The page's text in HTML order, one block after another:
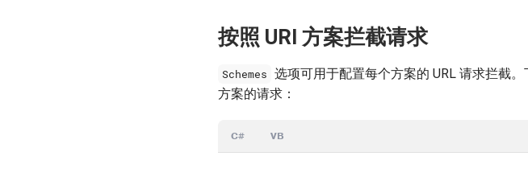
按照 URI 方案拦截请求
Schemes 选项可用于配置每个方案的 URL 请求拦截
方案的请求：
C# VB